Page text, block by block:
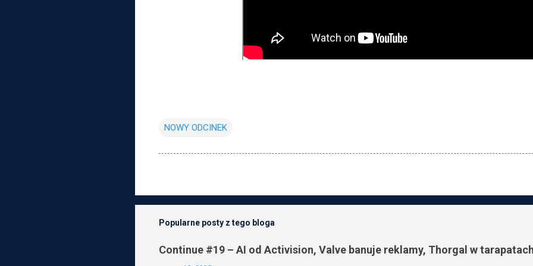
NOWY ODCINEK
Popularne posty z tego bloga
Continue #19 – AI od Activision, Valve banuje reklamy, Thorgal w